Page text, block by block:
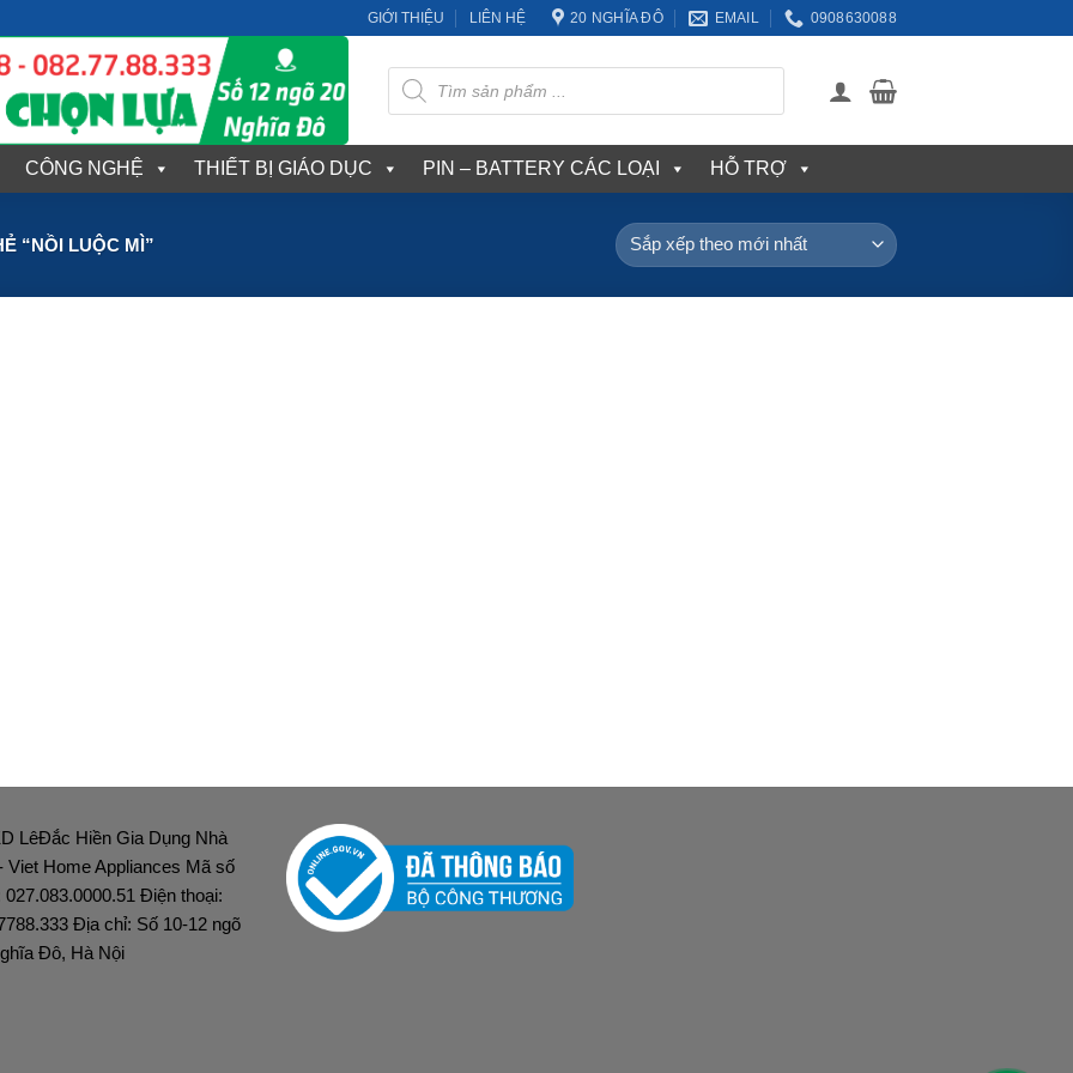
GIỚI THIỆU LIÊN HỆ 20 NGHĨA ĐÔ EMAIL 0908630088
Tìm
kiếm
sản
phẩm
CÔNG NGHỆ THIẾT BỊ GIÁO DỤC PIN – BATTERY CÁC LOẠI HỖ TRỢ
“NỒI LUỘC MÌ”
LêĐắc Hiền Gia Dụng Nhà
Viet Home Appliances Mã số
027.083.0000.51 Điện thoại:
Địa chỉ: Số 10-12 ngõ
Đô, Hà Nội